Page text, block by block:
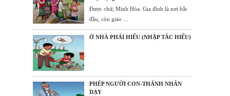
Được chứ, Minh Hòa. Gia đình là nơi bắt
đầu, còn giáo ...
Ở NHÀ PHẢI HIẾU (NHẬP TẮC HIẾU)
PHÉP NGƯỜI CON-THÁNH NHÂN
DẠY